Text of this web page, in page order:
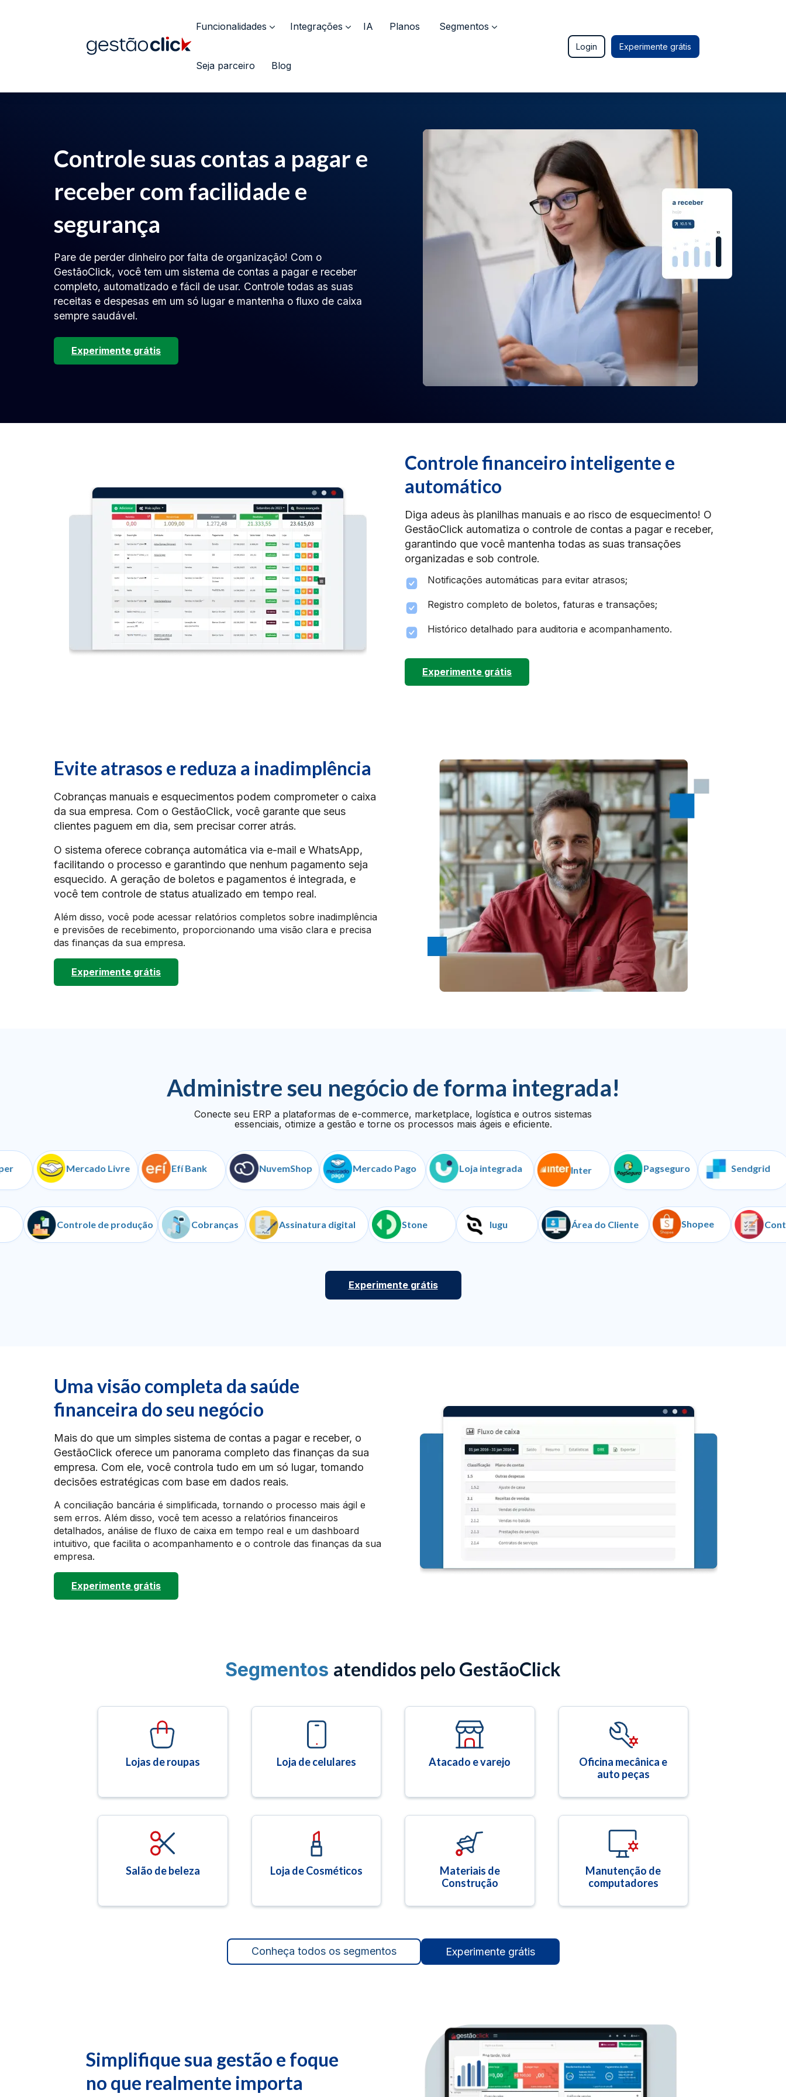
Funcionalidades Integrações IA Planos Segmentos
Seja parceiro Blog
Login Experimente grátis
Controle suas contas a pagar e
receber com facilidade e
segurança
Pare de perder dinheiro por falta de organização! Com o
GestãoClick, você tem um sistema de contas a pagar e receber
completo, automatizado e fácil de usar. Controle todas as suas
receitas e despesas em um só lugar e mantenha o fluxo de caixa
sempre saudável.
Experimente grátis
Controle financeiro inteligente e
automático
Diga adeus às planilhas manuais e ao risco de esquecimento! O
GestãoClick automatiza o controle de contas a pagar e receber,
garantindo que você mantenha todas as suas transações
organizadas e sob controle.
Notificações automáticas para evitar atrasos;
Registro completo de boletos, faturas e transações;
Histórico detalhado para auditoria e acompanhamento.
Experimente grátis
Evite atrasos e reduza a inadimplência
Cobranças manuais e esquecimentos podem comprometer o caixa
da sua empresa. Com o GestãoClick, você garante que seus
clientes paguem em dia, sem precisar correr atrás.
O sistema oferece cobrança automática via e-mail e WhatsApp,
facilitando o processo e garantindo que nenhum pagamento seja
esquecido. A geração de boletos e pagamentos é integrada, e
você tem controle de status atualizado em tempo real.
Além disso, você pode acessar relatórios completos sobre inadimplência
e previsões de recebimento, proporcionando uma visão clara e precisa
das finanças da sua empresa.
Experimente grátis
Administre seu negócio de forma integrada!
Conecte seu ERP a plataformas de e-commerce, marketplace, logística e outros sistemas
essenciais, otimize a gestão e torne os processos mais ágeis e eficiente.
Mercado Livre Efí Bank NuvemShop Mercado Pago Loja integrada Inter Pagseguro Sendgrid
API Controle de produção Cobranças Assinatura digital Stone Iugu Área do Cliente Shopee
Experimente grátis
Uma visão completa da saúde
financeira do seu negócio
Mais do que um simples sistema de contas a pagar e receber, o
GestãoClick oferece um panorama completo das finanças da sua
empresa. Com ele, você controla tudo em um só lugar, tomando
decisões estratégicas com base em dados reais.
A conciliação bancária é simplificada, tornando o processo mais ágil e
sem erros. Além disso, você tem acesso a relatórios financeiros
detalhados, análise de fluxo de caixa em tempo real e um dashboard
intuitivo, que facilita o acompanhamento e o controle das finanças da sua
empresa.
Experimente grátis
Segmentos atendidos pelo GestãoClick
Lojas de roupas Loja de celulares Atacado e varejo
Oficina mecânica e
auto peças
Salão de beleza Loja de Cosméticos
Materiais de
Construção
Manutenção de
computadores
Conheça todos os segmentos Experimente grátis
Simplifique sua gestão e foque
no que realmente importa